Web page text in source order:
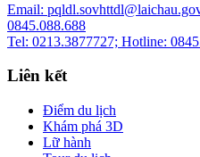
Email:
0845.088.688
Tel: 0213.3877727; Hotline:
Liên kết
Điểm du lịch
Khám phá 3D
Lữ hành